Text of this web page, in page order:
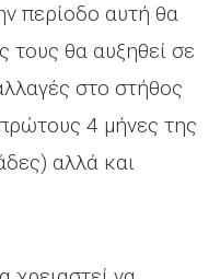
περίοδο αυτή θα
τους θα αυξηθεί σε
στο στήθος
4 μήνες της
αλλά και